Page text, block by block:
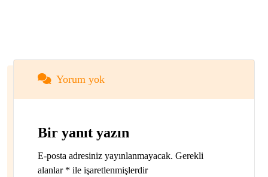
Yorum yok
Bir yanıt yazın
E-posta adresiniz yayınlanmayacak. Gerekli
alanlar * ile işaretlenmişlerdir